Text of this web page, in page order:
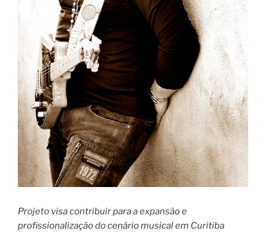
Projeto visa contribuir para a expansão e
profissionalização do cenário musical em Curitiba